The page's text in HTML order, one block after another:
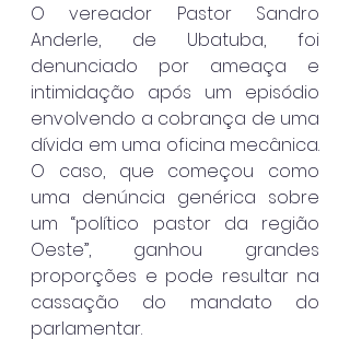
O vereador Pastor Sandro
Anderle, de Ubatuba, foi
denunciado por ameaça e
intimidação após um episódio
envolvendo a cobrança de uma
dívida em uma oficina mecânica.
O caso, que começou como
uma denúncia genérica sobre
um “político pastor da região
Oeste”, ganhou grandes
proporções e pode resultar na
cassação do mandato do
parlamentar.